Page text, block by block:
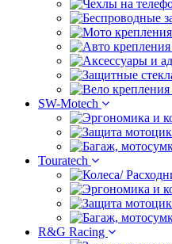
SW-Motech
Touratech
R&G Racing